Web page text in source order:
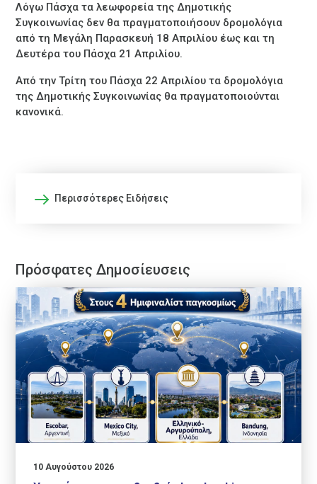
Λόγω Πάσχα τα λεωφορεία της Δημοτικής
Συγκοινωνίας δεν θα πραγματοποιήσουν δρομολόγια
από τη Μεγάλη Παρασκευή 18 Απριλίου έως και τη
Δευτέρα του Πάσχα 21 Απριλίου.
Από την Τρίτη του Πάσχα 22 Απριλίου τα δρομολόγια
της Δημοτικής Συγκοινωνίας θα πραγματοποιούνται
κανονικά.
Περισσότερες Ειδήσεις
Πρόσφατες Δημοσίευσεις
10 Αυγούστου 2026